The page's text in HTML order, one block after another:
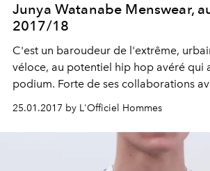
Junya Watanabe Menswear,
2017/18
C'est un baroudeur de l'extrême,
véloce, au potentiel hip hop avéré qui
podium. Forte de ses collaborations
Face et Carhartt, la collection se veut
nouveau streetwear plus smart
25.01.2017 by L'Officiel Hommes